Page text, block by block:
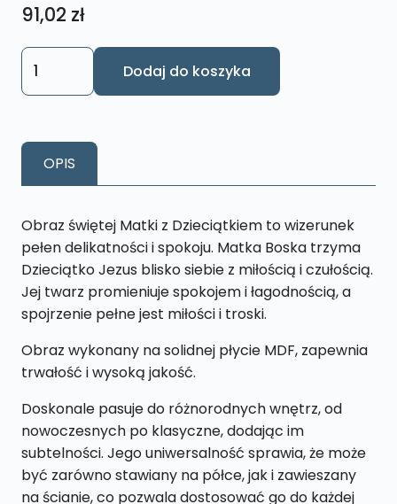
91,02 zł
ilość
Obraz
dzieckiem
S33
x
19
cm
Dodaj do koszyka
OPIS
Obraz świętej Matki z Dzieciątkiem to wizerunek
pełen delikatności i spokoju. Matka Boska trzyma
Dzieciątko Jezus blisko siebie z miłością i czułością.
Jej twarz promieniuje spokojem i łagodnością, a
spojrzenie pełne jest miłości i troski.
Obraz wykonany na solidnej płycie MDF, zapewnia
trwałość i wysoką jakość.
Doskonale pasuje do różnorodnych wnętrz, od
nowoczesnych po klasyczne, dodając im
subtelności. Jego uniwersalność sprawia, że może
być zarówno stawiany na półce, jak i zawieszany
na ścianie, co pozwala dostosować go do każdej